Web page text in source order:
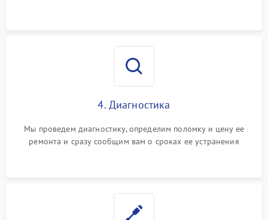
4. Диагностика
Мы проведем диагностику, определим поломку и цену ее
ремонта и сразу сообщим вам о сроках ее устранения